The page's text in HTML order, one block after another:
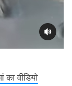
का वीडियो